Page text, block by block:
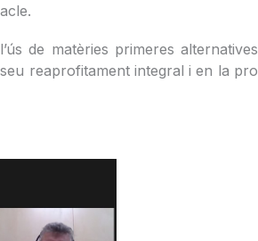
de matèries primeres
reaprofitament integral i en la